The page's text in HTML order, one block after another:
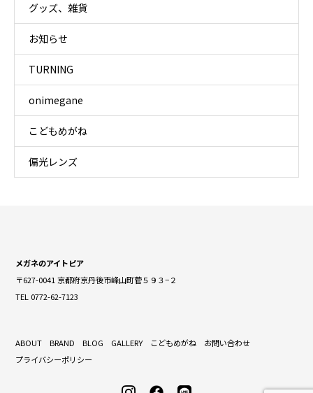
グッズ、雑貨
お知らせ
TURNING
onimegane
こどもめがね
偏光レンズ
メガネのアイトピア
〒627-0041 京都府京丹後市峰山町菅５９３−２
TEL 0772-62-7123
ABOUT BRAND BLOG GALLERY こどもめがね
お問い合わせ
プライバシーポリシー